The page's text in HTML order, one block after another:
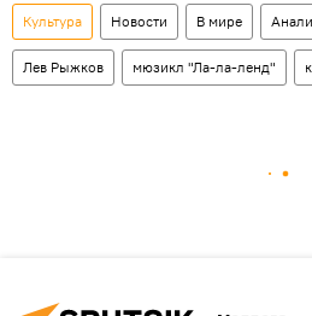
Культура Новости В мире
Лев Рыжков мюзикл "Ла-ла-ленд"